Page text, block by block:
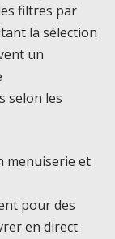
filtres par
la sélection
un
selon les
menuiserie et
pour des
en direct